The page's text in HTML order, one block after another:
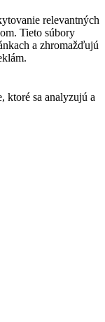
relevantných
Tieto súbory
a zhromažďujú
ktoré sa analyzujú a